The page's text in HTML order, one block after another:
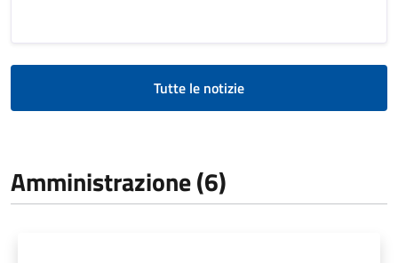
Tutte le notizie
Amministrazione (6)